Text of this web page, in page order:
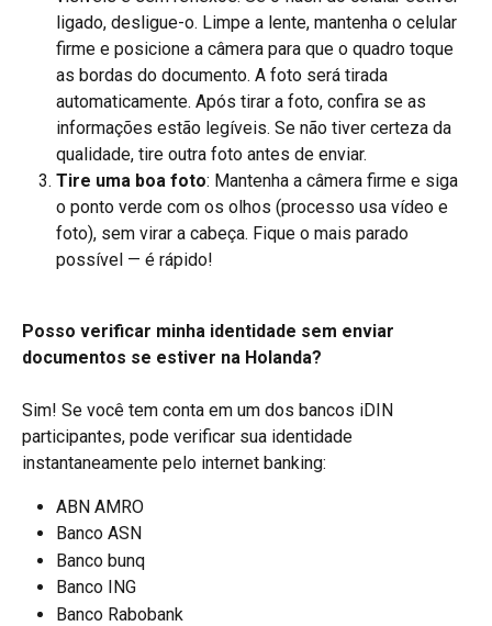
ligado, desligue-o. Limpe a lente, mantenha o celular
firme e posicione a câmera para que o quadro toque
as bordas do documento. A foto será tirada
automaticamente. Após tirar a foto, confira se as
informações estão legíveis. Se não tiver certeza da
qualidade, tire outra foto antes de enviar.
Tire uma boa foto: Mantenha a câmera firme e siga
o ponto verde com os olhos (processo usa vídeo e
foto), sem virar a cabeça. Fique o mais parado
possível — é rápido!
Posso verificar minha identidade sem enviar
documentos se estiver na Holanda?
Sim! Se você tem conta em um dos bancos iDIN
participantes, pode verificar sua identidade
instantaneamente pelo internet banking:
ABN AMRO
Banco ASN
Banco bunq
Banco ING
Banco Rabobank